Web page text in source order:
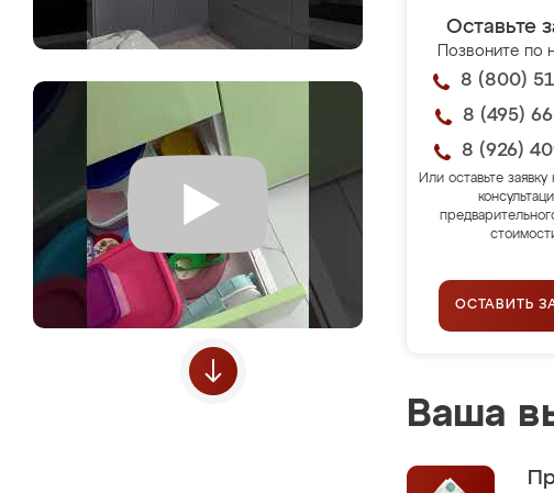
Оставьте
Позвоните по
8 (800)
8 (495)
8 (926)
Или оставьте заявку
ОСТАВИТЬ
Ваша